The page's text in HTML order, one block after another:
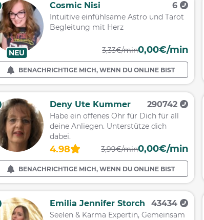
NEU
Cosmic Nisi 6
Intuitive einfühlsame Astro und Tarot
Begleitung mit Herz
3,33€/min0,00€/min
BENACHRICHTIGE MICH, WENN DU ONLINE BIST
Deny Ute Kummer 290742
Habe ein offenes Ohr für Dich für all
deine Anliegen. Unterstütze dich
dabei.
4.98 3,99€/min0,00€/min
BENACHRICHTIGE MICH, WENN DU ONLINE BIST
Emilia Jennifer Storch 43434
Seelen & Karma Expertin, Gemeinsam